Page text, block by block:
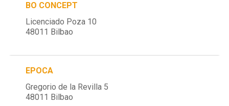
BO CONCEPT
Licenciado Poza 10
48011 Bilbao
EPOCA
Gregorio de la Revilla 5
48011 Bilbao